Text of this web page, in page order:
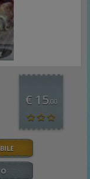
€ 15,00